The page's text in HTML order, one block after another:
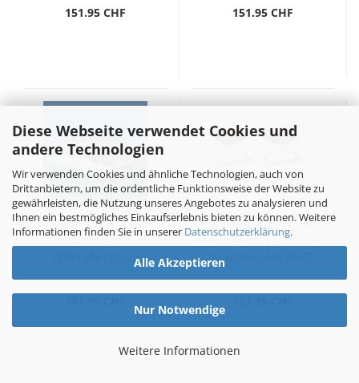
Diese Webseite verwendet Cookies und
andere Technologien
Wir verwenden Cookies und ähnliche Technologien, auch von
Drittanbietern, um die ordentliche Funktionsweise der Website zu
gewährleisten, die Nutzung unseres Angebotes zu analysieren und
Ihnen ein bestmögliches Einkaufserlebnis bieten zu können. Weitere
Informationen finden Sie in unserer Datenschutzerklärung.
Alle Akzeptieren
Nur Notwendige
Weitere Informationen
151.95 CHF
151.95 CHF
2-Bow Bimini Top
Anthrazit
180x150x110 cm
Bootssitze 2 Stk. mit
Hoher Rückenlehne
Klappbar 44x38x55